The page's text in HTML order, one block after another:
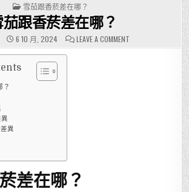
POSTED
IN
雪茄跟香菸差在哪？
跟香菸差在哪？
6 10 月, 2024 LEAVE A COMMENT
雪
？
異
差在哪？